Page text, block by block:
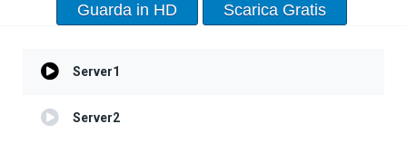
Guarda in HD Scarica Gratis
Server1
Server2